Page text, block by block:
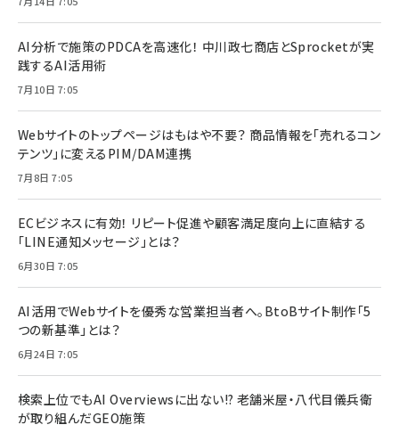
AI分析で施策のPDCAを高速化！ 中川政七商店とSprocketが実
践するAI活用術
7月10日 7:05
Webサイトのトップページはもはや不要？ 商品情報を「売れるコン
テンツ」に変えるPIM/DAM連携
7月8日 7:05
ECビジネスに有効！ リピート促進や顧客満足度向上に直結する
「LINE通知メッセージ」とは？
6月30日 7:05
AI活用でWebサイトを優秀な営業担当者へ。BtoBサイト制作「5
つの新基準」とは？
6月24日 7:05
検索上位でもAI Overviewsに出ない!? 老舗米屋・八代目儀兵衛
が取り組んだGEO施策